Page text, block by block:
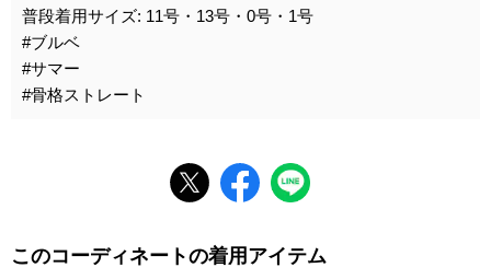
普段着用サイズ: 11号・13号・0号・1号
#ブルベ
#サマー
#骨格ストレート
このコーディネートの着用アイテム